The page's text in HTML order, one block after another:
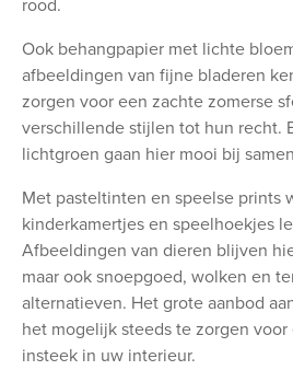
rood.
Ook behangpapier met lichte
afbeeldingen van fijne bladeren
zorgen voor een zachte zomerse
verschillende stijlen tot hun recht.
lichtgroen gaan hier mooi bij
Met pasteltinten en speelse prints
kinderkamertjes en speelhoekjes
Afbeeldingen van dieren blijven
maar ook snoepgoed, wolken en
alternatieven. Het grote aanbod
het mogelijk steeds te zorgen
insteek in uw interieur.